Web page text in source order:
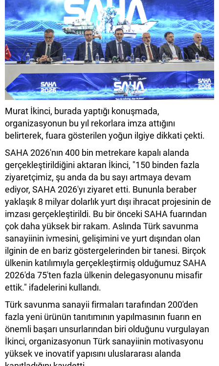
Murat İkinci, burada yaptığı konuşmada,
organizasyonun bu yıl rekorlara imza attığını
belirterek, fuara gösterilen yoğun ilgiye dikkati çekti.
SAHA 2026'nın 400 bin metrekare kapalı alanda
gerçekleştirildiğini aktaran İkinci, "150 binden fazla
ziyaretçimiz, şu anda da bu sayı artmaya devam
ediyor, SAHA 2026'yı ziyaret etti. Bununla beraber
yaklaşık 8 milyar dolarlık yurt dışı ihracat projesinin de
imzası gerçekleştirildi. Bu bir önceki SAHA fuarından
çok daha yüksek bir rakam. Aslında Türk savunma
sanayiinin ivmesini, gelişimini ve yurt dışından olan
ilginin de en bariz göstergelerinden bir tanesi. Birçok
ülkenin katılımıyla gerçekleştirmiş olduğumuz SAHA
2026'da 75'ten fazla ülkenin delegasyonunu misafir
ettik." ifadelerini kullandı.
Türk savunma sanayii firmaları tarafından 200'den
fazla yeni ürünün tanıtımının yapılmasının fuarın en
önemli başarı unsurlarından biri olduğunu vurgulayan
İkinci, organizasyonun Türk sanayiinin motivasyonu
yüksek ve inovatif yapısını uluslararası alanda